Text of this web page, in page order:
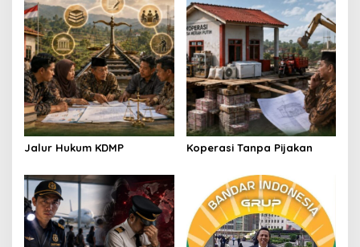
Jalur Hukum KDMP Koperasi Tanpa Pijakan